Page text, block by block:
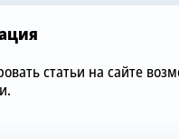
статьи на сайте